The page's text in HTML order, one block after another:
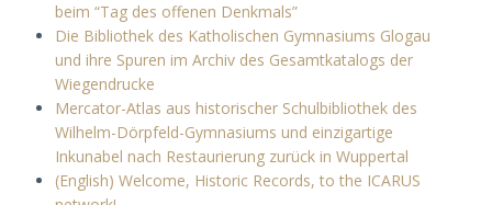
beim “Tag des offenen Denkmals”
Die Bibliothek des Katholischen Gymnasiums Glogau
und ihre Spuren im Archiv des Gesamtkatalogs der
Wiegendrucke
Mercator-Atlas aus historischer Schulbibliothek des
Wilhelm-Dörpfeld-Gymnasiums und einzigartige
Inkunabel nach Restaurierung zurück in Wuppertal
(English) Welcome, Historic Records, to the ICARUS